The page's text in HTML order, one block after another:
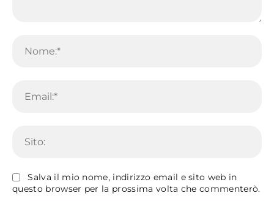
Salva il mio nome, indirizzo email e sito web in
questo browser per la prossima volta che commenterò.